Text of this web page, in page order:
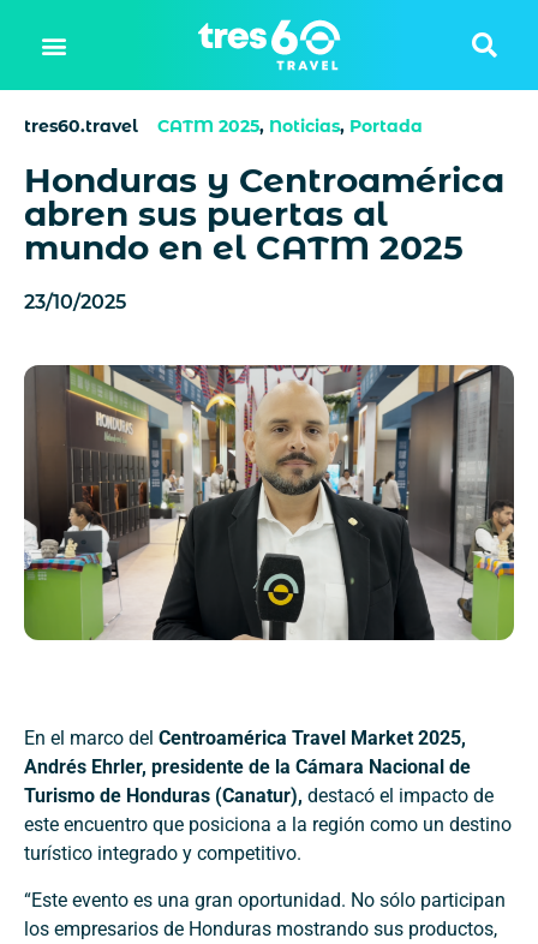
tres60.travel CATM 2025, Noticias, Portada
Honduras y Centroamérica
abren sus puertas al
mundo en el CATM 2025
23/10/2025
En el marco del Centroamérica Travel Market 2025,
Andrés Ehrler, presidente de la Cámara Nacional de
Turismo de Honduras (Canatur), destacó el impacto de
este encuentro que posiciona a la región como un destino
turístico integrado y competitivo.
“Este evento es una gran oportunidad. No sólo participan
los empresarios de Honduras mostrando sus productos,